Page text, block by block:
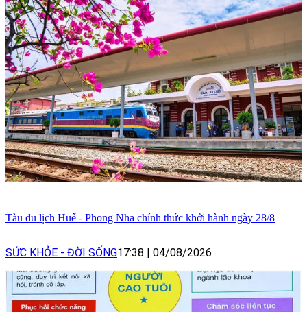
Tàu du lịch Huế - Phong Nha chính thức khởi hành ngày 28/8
SỨC KHỎE - ĐỜI SỐNG17:38 | 04/08/2026